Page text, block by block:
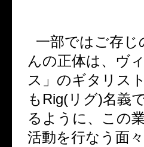
一部ではご存
んの正体は、ヴ
ス」のギタリス
も Rig(リグ)名義
るように、この
活動を行なう面